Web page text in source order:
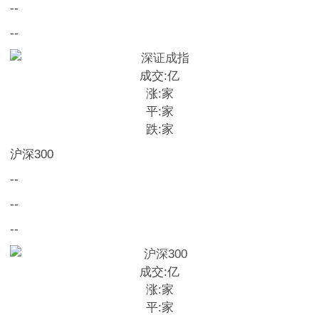
--
--
成交:亿
涨:家
平:家
跌:家
沪深300
--
--
--
成交:亿
涨:家
平:家